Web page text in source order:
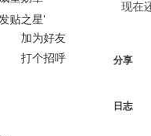
加为好友
打个招呼
现在
分享
日志